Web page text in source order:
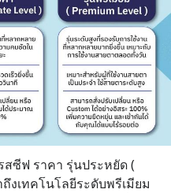
สซีฟ ราคา รุ่นประหยัด (
งเทคโนโลยีระดับพรีเมียม